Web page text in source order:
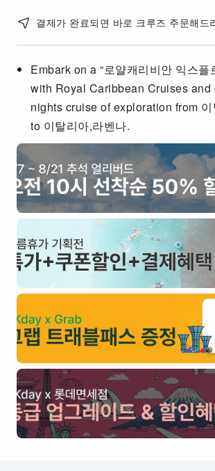
결제가 완료되면 바로 크루즈 주문해드
Embark on a “로얄캐리비안 익스플
with Royal Caribbean Cruises and
nights cruise of exploration from
to 이탈리아,라벤나.